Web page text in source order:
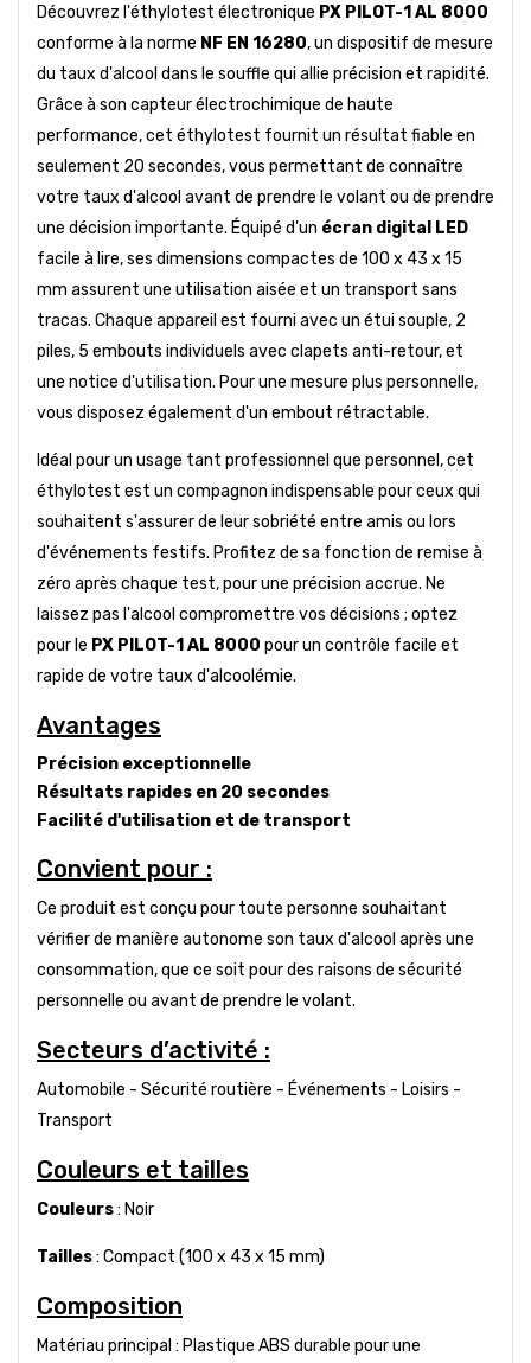
Découvrez l'éthylotest électronique PX PILOT-1 AL 8000
conforme à la norme NF EN 16280, un dispositif de mesure
du taux d'alcool dans le souffle qui allie précision et rapidité.
Grâce à son capteur électrochimique de haute
performance, cet éthylotest fournit un résultat fiable en
seulement 20 secondes, vous permettant de connaître
votre taux d'alcool avant de prendre le volant ou de prendre
une décision importante. Équipé d'un écran digital LED
facile à lire, ses dimensions compactes de 100 x 43 x 15
mm assurent une utilisation aisée et un transport sans
tracas. Chaque appareil est fourni avec un étui souple, 2
piles, 5 embouts individuels avec clapets anti-retour, et
une notice d'utilisation. Pour une mesure plus personnelle,
vous disposez également d'un embout rétractable.
Idéal pour un usage tant professionnel que personnel, cet
éthylotest est un compagnon indispensable pour ceux qui
souhaitent s'assurer de leur sobriété entre amis ou lors
d'événements festifs. Profitez de sa fonction de remise à
zéro après chaque test, pour une précision accrue. Ne
laissez pas l'alcool compromettre vos décisions ; optez
pour le PX PILOT-1 AL 8000 pour un contrôle facile et
rapide de votre taux d'alcoolémie.
Avantages
Précision exceptionnelle
Résultats rapides en 20 secondes
Facilité d'utilisation et de transport
Convient pour :
Ce produit est conçu pour toute personne souhaitant
vérifier de manière autonome son taux d'alcool après une
consommation, que ce soit pour des raisons de sécurité
personnelle ou avant de prendre le volant.
Secteurs d’activité :
Automobile - Sécurité routière - Événements - Loisirs -
Transport
Couleurs et tailles
Couleurs: Noir
Tailles: Compact (100 x 43 x 15 mm)
Composition
Matériau principal : Plastique ABS durable pour une